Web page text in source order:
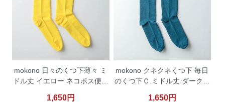
mokono 日々のくつ下薄々 ミ
ドル丈 イエロー ネコポス便対
1,650円
mokono クネクネくつ下 毎日
のくつ下Ｃ.ミドル丈 ダークエ
1,650円